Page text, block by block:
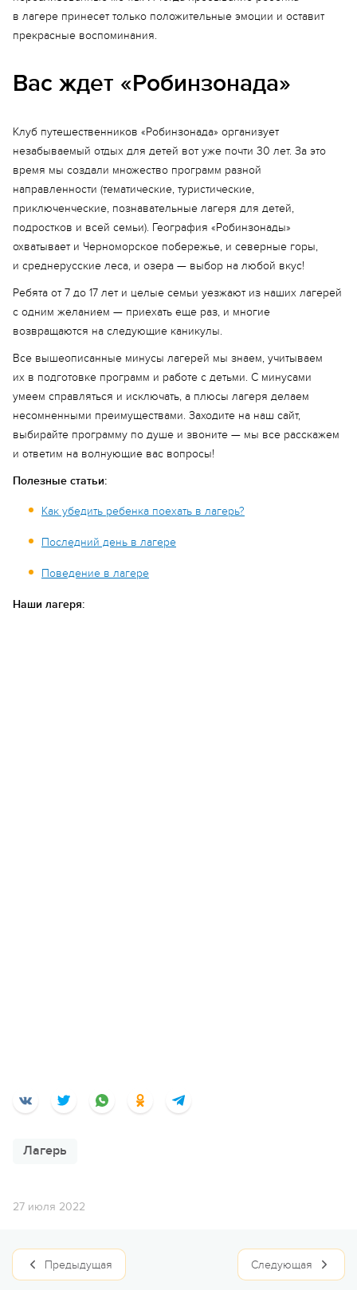
в лагере принесет только положительные эмоции и оставит
прекрасные воспоминания.
Вас ждет «Робинзонада»
Клуб путешественников «Робинзонада» организует
незабываемый отдых для детей вот уже почти 30 лет. За это
время мы создали множество программ разной
направленности (тематические, туристические,
приключенческие, познавательные лагеря для детей,
подростков и всей семьи). География «Робинзонады»
охватывает и Черноморское побережье, и северные горы,
и среднерусские леса, и озера — выбор на любой вкус!
Ребята от 7 до 17 лет и целые семьи уезжают из наших лагерей
с одним желанием — приехать еще раз, и многие
возвращаются на следующие каникулы.
Все вышеописанные минусы лагерей мы знаем, учитываем
их в подготовке программ и работе с детьми. С минусами
умеем справляться и исключать, а плюсы лагеря делаем
несомненными преимуществами. Заходите на наш сайт,
выбирайте программу по душе и звоните — мы все расскажем
и ответим на волнующие вас вопросы!
Полезные статьи:
Как убедить ребенка поехать в лагерь?
Последний день в лагере
Поведение в лагере
Наши лагеря:
Лагерь
27 июля 2022
Предыдущая Следующая